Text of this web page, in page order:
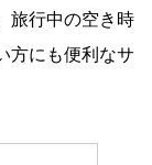
旅行中の空き時
方にも便利なサ